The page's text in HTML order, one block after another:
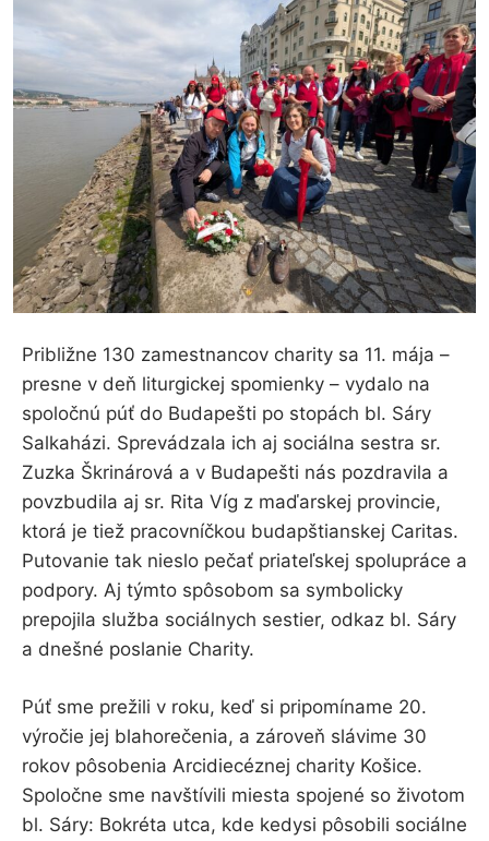
Približne 130 zamestnancov charity sa 11. mája –
presne v deň liturgickej spomienky – vydalo na
spoločnú púť do Budapešti po stopách bl. Sáry
Salkaházi. Sprevádzala ich aj sociálna sestra sr.
Zuzka Škrinárová a v Budapešti nás pozdravila a
povzbudila aj sr. Rita Víg z maďarskej provincie,
ktorá je tiež pracovníčkou budapštianskej Caritas.
Putovanie tak nieslo pečať priateľskej spolupráce a
podpory. Aj týmto spôsobom sa symbolicky
prepojila služba sociálnych sestier, odkaz bl. Sáry
a dnešné poslanie Charity.
Púť sme prežili v roku, keď si pripomíname 20.
výročie jej blahorečenia, a zároveň slávime 30
rokov pôsobenia Arcidiecéznej charity Košice.
Spoločne sme navštívili miesta spojené so životom
bl. Sáry: Bokréta utca, kde kedysi pôsobili sociálne